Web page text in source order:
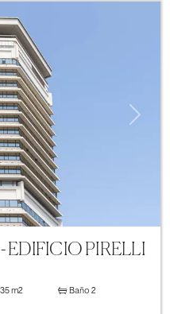
EDIFICIO PIRELLI
m2 Baño 2